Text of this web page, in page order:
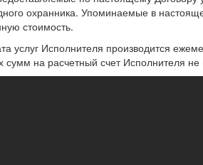
охранника. Упоминаемые в
стоимость.
услуг Исполнителя производится
сумм на расчетный счет Исполнителя